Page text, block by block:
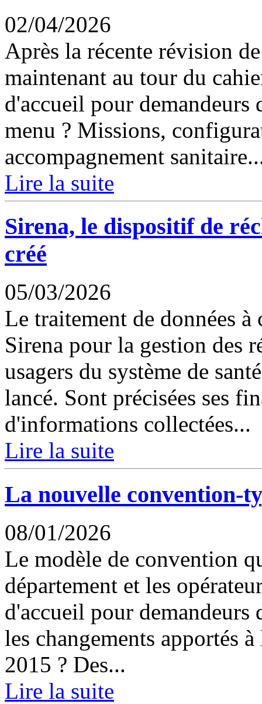
02/04/2026
Après la récente révision
maintenant au tour du
d'accueil pour demandeurs
menu ? Missions,
accompagnement
Lire la suite
Sirena, le dispositif de
créé
05/03/2026
Le traitement de données à
Sirena pour la gestion des
usagers du système de
lancé. Sont précisées ses
d'informations collectées...
Lire la suite
La nouvelle convention-
08/01/2026
Le modèle de convention
département et les
d'accueil pour
les changements apportés
2015 ? Des...
Lire la suite